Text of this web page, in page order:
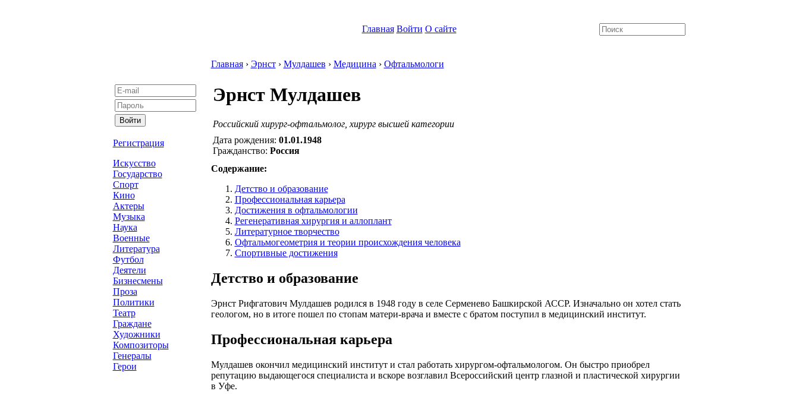
Главная Войти О сайте
Регистрация
Искусство
Государство
Спорт
Кино
Актеры
Музыка
Наука
Военные
Литература
Футбол
Деятели
Бизнесмены
Проза
Политики
Театр
Граждане
Художники
Композиторы
Генералы
Герои
Главная› Эрнст› Мулдашев › Медицина › Офтальмологи
Эрнст Мулдашев
Российский хирург-офтальмолог, хирург высшей категории
Дата рождения: 01.01.1948
Гражданство: Россия
Содержание:
Детство и образование
Профессиональная карьера
Достижения в офтальмологии
Регенеративная хирургия и аллоплант
Литературное творчество
Офтальмогеометрия и теории происхождения человека
Спортивные достижения
Детство и образование
Эрнст Рифгатович Мулдашев родился в 1948 году в селе Серменево Башкирской АССР. Изначально он хотел стать
геологом, но в итоге пошел по стопам матери-врача и вместе с братом поступил в медицинский институт.
Профессиональная карьера
Мулдашев окончил медицинский институт и стал работать хирургом-офтальмологом. Он быстро приобрел
репутацию выдающегося специалиста и вскоре возглавил Всероссийский центр глазной и пластической хирургии
в Уфе.